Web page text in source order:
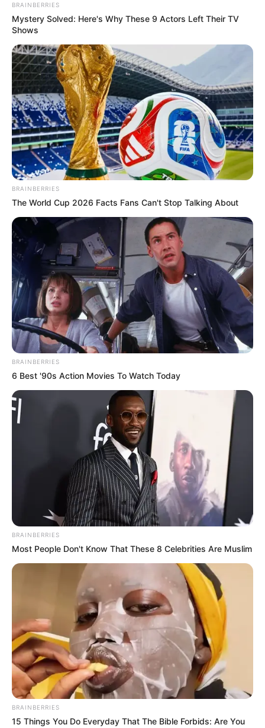
BRAINBERRIES
Mystery Solved: Here's Why These 9 Actors Left Their TV
Shows
BRAINBERRIES
The World Cup 2026 Facts Fans Can't Stop Talking About
BRAINBERRIES
6 Best '90s Action Movies To Watch Today
BRAINBERRIES
Most People Don't Know That These 8 Celebrities Are Muslim
BRAINBERRIES
15 Things You Do Everyday That The Bible Forbids: Are You